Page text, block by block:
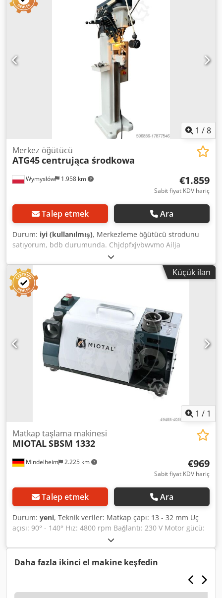
1 /8
Wymysłów 1.958 km
Merkez öğütücü
ATG45centrująca środkowa
€1.859
Sabit fiyat KDV hariç
Talep etmek Ara
Durum: iyi (kullanılmış), Merkezleme öğütücü strodunu
satıyorum, bdb durumunda. Chjdpfxjvbwvmo Ailja
Küçük ilan
1 / 1
Mindelheim 2.225 km
Matkap taşlama makinesi
MIOTALSBSM 1332
€969
Sabit fiyat KDV hariç
Talep etmek Ara
Durum: yeni, Teknik veriler: Matkap çapı: 13 - 32 mm Uç
açısı: 90° - 140° Hız: 4800 rpm Bağlantı: 230 V Motor gücü:
0,25 kW Ağırlık Yaklaşık: 28 kg Boyutlar: 490 x 250 x 260 mm
Özellikler: - HSS/karbür burgulu matkapların taşlanması
için ideal - Zorlamalı taşlama işlemi sayesinde güvenli
çalışma - 90° - 140° arasında ayarlanabilir uç açısı -
Makinede pens muhafazası ve hızlı saklama için tutacak ile
kompakt tasarım - Besleme kuvvetini azaltmak için kesme
Daha fazla ikinci el makine keşfedin